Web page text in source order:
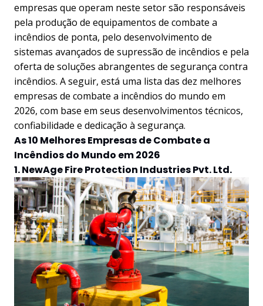
empresas que operam neste setor são responsáveis
pela produção de equipamentos de combate a
incêndios de ponta, pelo desenvolvimento de
sistemas avançados de supressão de incêndios e pela
oferta de soluções abrangentes de segurança contra
incêndios. A seguir, está uma lista das dez melhores
empresas de combate a incêndios do mundo em
2026, com base em seus desenvolvimentos técnicos,
confiabilidade e dedicação à segurança.
As 10 Melhores Empresas de Combate a
Incêndios do Mundo em 2026
1. NewAge Fire Protection Industries Pvt. Ltd.